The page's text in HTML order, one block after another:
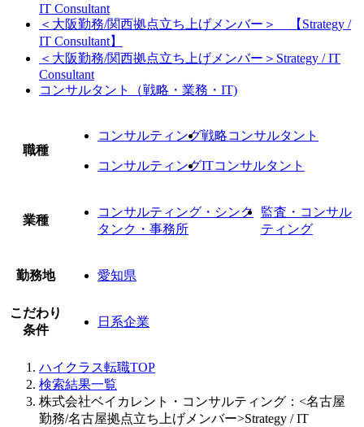
IT Consultant
＜大阪勤務/関西拠点立ち上げメンバー＞ 【Strategy /
IT Consultant】
＜大阪勤務/関西拠点立ち上げメンバー＞Strategy / IT
Consultant
コンサルタント（戦略・業務・IT)
職種
コンサルティング戦略コンサルタント
コンサルティングITコンサルタント
業種
コンサルティング・シンク
タンク・事務所
監査・コンサル
ティング
勤務地 愛知県
こだわり
条件
日系企業
ハイクラス転職TOP
検索結果一覧
株式会社ベイカレント・コンサルティング：<名古屋
勤務/名古屋拠点立ち上げメンバー>Strategy / IT